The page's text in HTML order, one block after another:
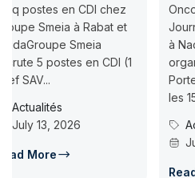
Oncorad Group —
Journées Portes Ouvertes
à NadorOncorad Group
organise des Journées
Portes Ouvertes à Nador
les 15-16 juillet (09h-17h)...
Actualités